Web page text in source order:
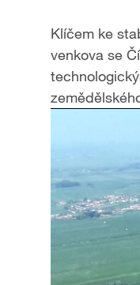
Klíčem ke
venkova se